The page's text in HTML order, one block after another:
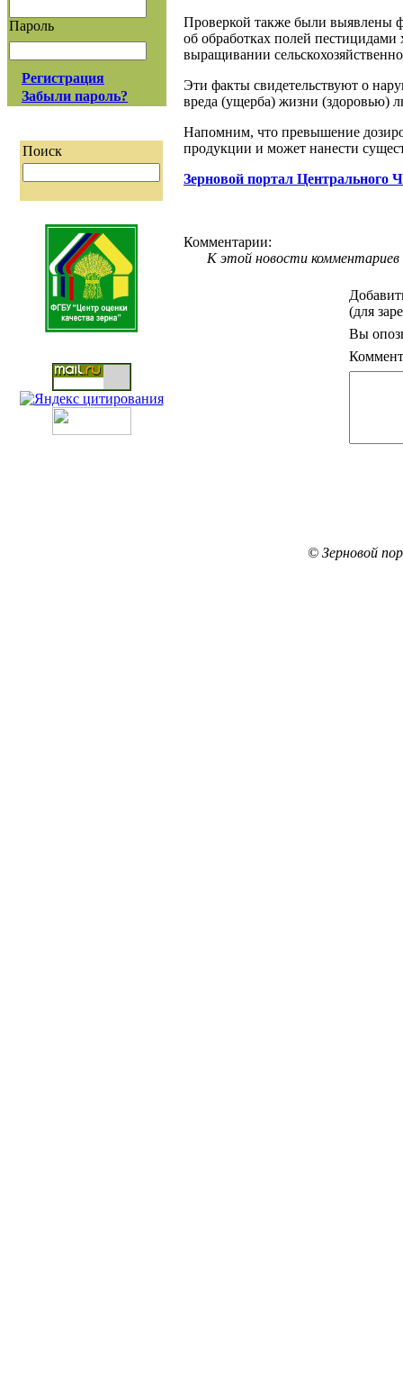
Пароль
Регистрация
Забыли пароль?
Поиск
Проверкой также были выявлены
об обработках полей
выращивании
Эти факты свидетельствуют о
вреда (ущерба) жизни (здоровью)
Напомним, что превышение
продукции и может нанести
Зерновой портал Центрального
Комментарии:
К этой новости комментариев
(для
Вы
© Зерновой